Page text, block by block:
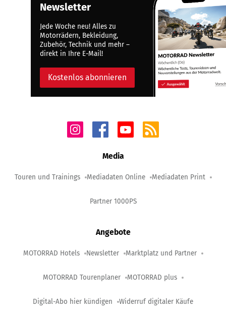
Newsletter
Jede Woche neu! Alles zu
Motorrädern, Bekleidung,
Zubehör, Technik und mehr –
direkt in Ihre E-Mail!
Kostenlos abonnieren
Media
Touren und Trainings Mediadaten Online Mediadaten Print
Partner 1000PS
Angebote
MOTORRAD Hotels Newsletter Marktplatz und Partner
MOTORRAD Tourenplaner MOTORRAD plus
Digital-Abo hier kündigen Widerruf digitaler Käufe